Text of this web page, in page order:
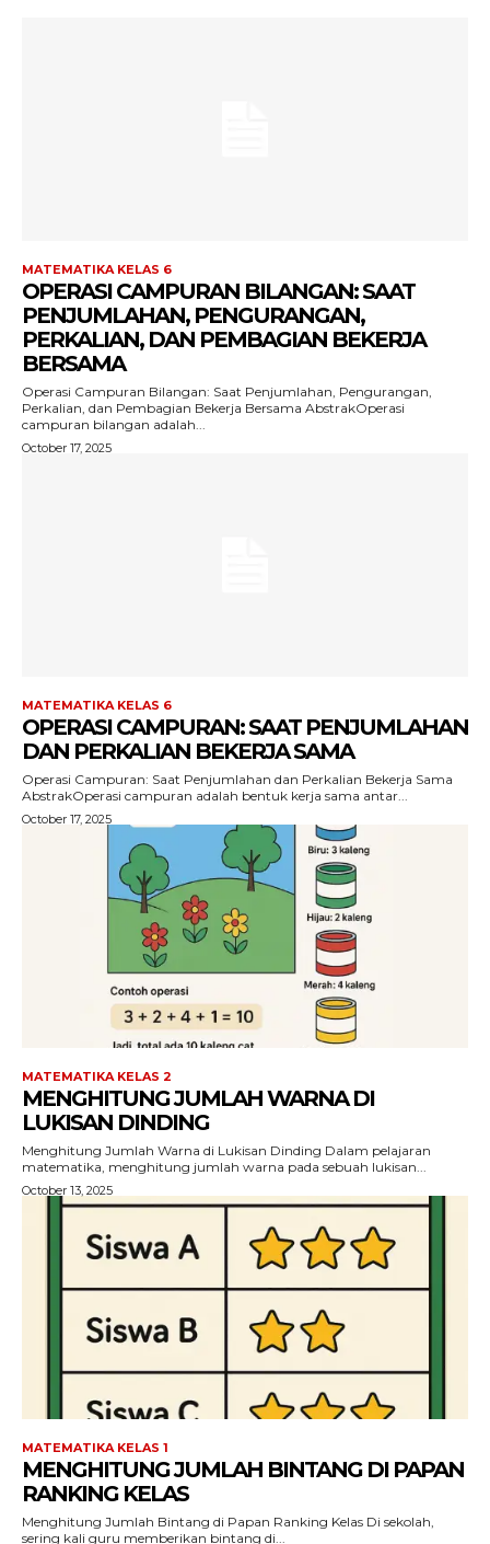
MATEMATIKA KELAS 6
OPERASI CAMPURAN BILANGAN: SAAT
PENJUMLAHAN, PENGURANGAN,
PERKALIAN, DAN PEMBAGIAN BEKERJA
BERSAMA
Operasi Campuran Bilangan: Saat Penjumlahan, Pengurangan,
Perkalian, dan Pembagian Bekerja Bersama AbstrakOperasi
campuran bilangan adalah...
October 17, 2025
MATEMATIKA KELAS 6
OPERASI CAMPURAN: SAAT PENJUMLAHAN
DAN PERKALIAN BEKERJA SAMA
Operasi Campuran: Saat Penjumlahan dan Perkalian Bekerja Sama
AbstrakOperasi campuran adalah bentuk kerja sama antar...
October 17, 2025
MATEMATIKA KELAS 2
MENGHITUNG JUMLAH WARNA DI
LUKISAN DINDING
Menghitung Jumlah Warna di Lukisan Dinding Dalam pelajaran
matematika, menghitung jumlah warna pada sebuah lukisan...
October 13, 2025
MATEMATIKA KELAS 1
MENGHITUNG JUMLAH BINTANG DI PAPAN
RANKING KELAS
Menghitung Jumlah Bintang di Papan Ranking Kelas Di sekolah,
sering kali guru memberikan bintang di...